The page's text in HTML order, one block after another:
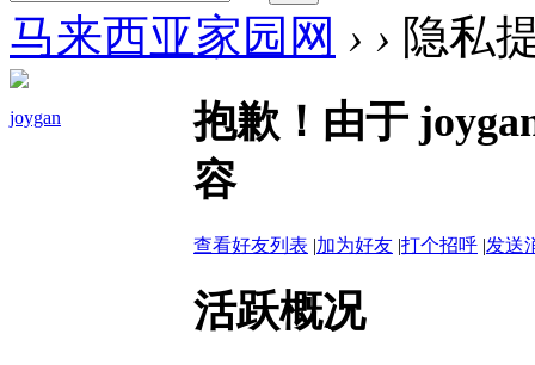
马来西亚家园网 › › 隐私
joygan
抱歉！由于
容
查看好友列表 |加为好友 |打个招呼 |发送
活跃概况